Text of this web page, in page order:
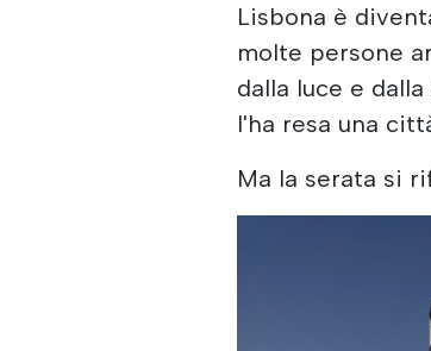
Lisbona è
molte persone
dalla luce e
l'ha resa una
Ma la serata si